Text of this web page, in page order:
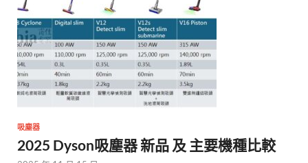
吸塵器
2025 Dyson吸塵器 新品 及 主要機種比較